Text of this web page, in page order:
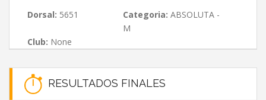
Dorsal: 5651 Categoria: ABSOLUTA -
M
Club: None
RESULTADOS FINALES